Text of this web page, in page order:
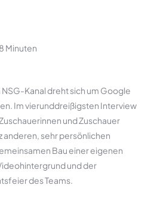
Minuten
Kanal dreht sich um Google
Im vierunddreißigsten Interview
und Zuschauer
anderen, sehr persönlichen
Bau einer eigenen
und der
des Teams.